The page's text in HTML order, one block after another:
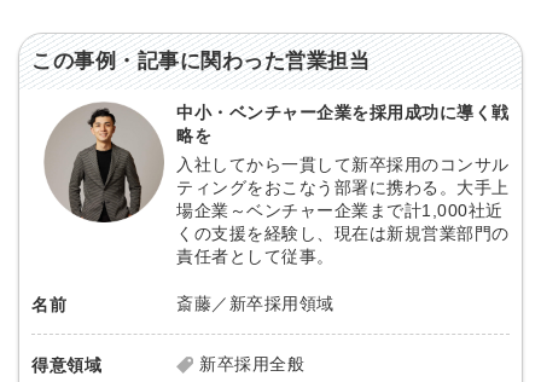
この事例・記事に関わった営業担当
中小・ベンチャー企業を採用成功に導く戦
略を
入社してから一貫して新卒採用のコンサル
ティングをおこなう部署に携わる。大手上
場企業～ベンチャー企業まで計1,000社近
くの支援を経験し、現在は新規営業部門の
責任者として従事。
名前 斎藤／新卒採用領域
得意領域
新卒採用全般